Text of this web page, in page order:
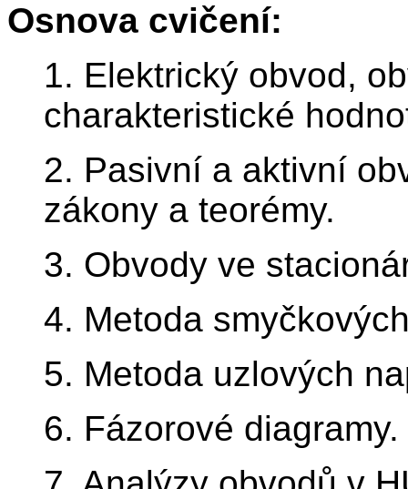
Osnova cvičení:
1. Elektrický obvod,
charakteristické
2. Pasivní a aktivní
zákony a teorémy.
3. Obvody ve
4. Metoda
5. Metoda uzlových
6. Fázorové